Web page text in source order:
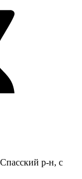
р-н, с